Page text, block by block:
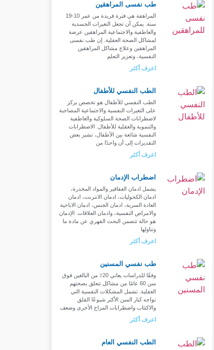
طب نفسى المراهقين
المراهقة هي فترة فريدة من عمر 10-19
سنة. يمكن أن تجعل التغيرات الجسدية
والعاطفية والاجتماعية المراهقين عرضة
لمشاكل الصحة العقلية. إن طب نفسى
المراهقين وعلاج مشاكل المراهقين
النفسية، وتعزيز التعلم
اعرف أكثر
الطب النفسي للأطفال
الطب النفسي للأطفال هو تخصص يركز
على التغيرات النفسية والاجتماعية المصاحبة
لاضطرابات الصحة السلوكية والعاطفية
والتنموية والعقلية للأطفال. الاضطرابات
النفسية شائعة بين الأطفال، تشير بعض
التقديرات إلى أن واحدًا من
اعرف أكثر
اضطراب الإدمان
يشمل ادمان العقاقير والمواد المخدرة،
ادمان الكحوليات، ادمان الانترنت، ادمان
العادة السرية، ادمان الجنس، ادمان الاباحية
والامراض النفسية، وادمان العلاقات. الإدمان
هو حالة تتضمن البحث القهري عن مادة ما
وتناولها
اعرف أكثر
طب نفسي المسنين
وفقًا للدراسات يعاني 20٪ من البالغين فوق
سن 60 عامًا من مشاكل تتعلق بصحتهم
العقلية. تشمل المشكلات النفسية التي
تواجه كبار السن الأكثر شيوعًا القلق
والاكتئاب واضطرابات المزاج الأخرى وضعف
اعرف أكثر
الطب النفسي العام